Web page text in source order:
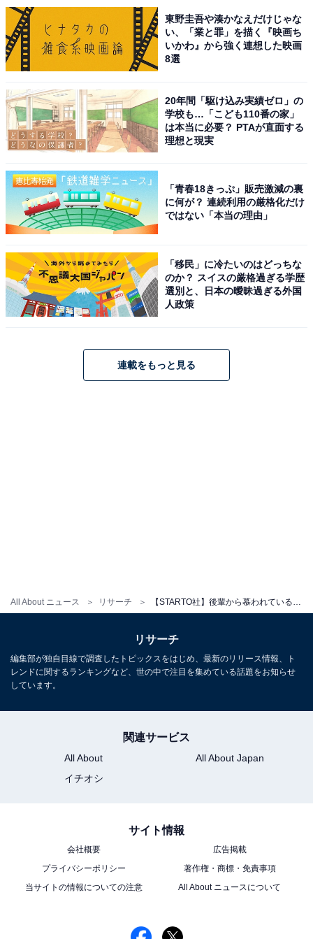
All About ニュース リサーチ
1位には、松岡昌宏さんが選ばれました。
1977年生まれの松岡さんは、1994年からバンド
を担当しています。俳優業では主演ドラマ『家政夫のミ
タゾノ』（テレビ朝日系）が大ヒットを記録し、2025年
1月からは同作の第7シリーズの放送がスタート。後輩グ
れています。
回答者からは、「兄貴感がすごいからです」（30代男性
るイメージが強いから」（20代女性／秋田県）、「お酒
の飲み方、美味しいご飯のお店など知識と情報が凄いの
で自然と後輩が集まってくると思い選びました」（40代
松岡昌宏さんの商品をAmazonで見る
次ページ
東野圭吾や湊かなえだけじゃな
い、「業と罪」を描く『映画ち
いかわ』から強く連想した映画
8選
20年間「駆け込み実績ゼロ」の
学校も…「こども110番の家」
は本当に必要？ PTAが直面する
理想と現実
「青春18きっぷ」販売激減の裏
に何が？ 連続利用の厳格化だけ
ではない「本当の理由」
「移民」に冷たいのはどっちな
のか？ スイスの厳格過ぎる学歴
選別と、日本の曖昧過ぎる外国
人政策
連載をもっと見る
リサーチ
編集部が独自目線で調査したトピックスをはじめ、最新のリリース情報、ト
レンドに関するランキングなど、世の中で注目を集めている話題をお知らせ
しています。
関連サービス
All About
All About Japan
イチオシ
サイト情報
会社概要
広告掲載
プライバシーポリシー
著作権・商標・免責事項
当サイトの情報についての注意
All About ニュースについて